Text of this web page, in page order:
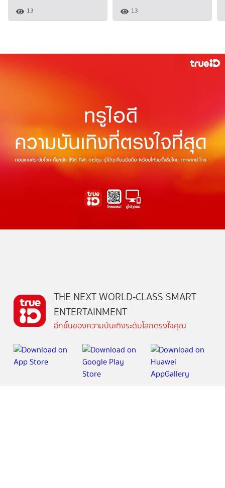
13 13
THE NEXT WORLD-CLASS SMART
ENTERTAINMENT
อีกขั้นของความบันเทิงระดับโลกตรงใจคุณ